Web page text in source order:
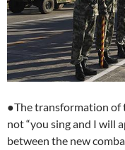
●The transformation of
not “you sing and I will
between the new